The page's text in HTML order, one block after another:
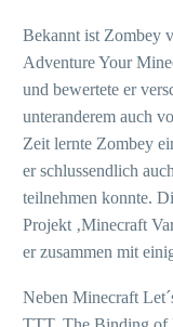
Bekannt ist Zombey
Adventure Your
und bewertete er
unteranderem auch
Zeit lernte Zombey
er schlussendlich
teilnehmen konnte.
Projekt ‚Minecraft
er zusammen mit
Neben Minecraft